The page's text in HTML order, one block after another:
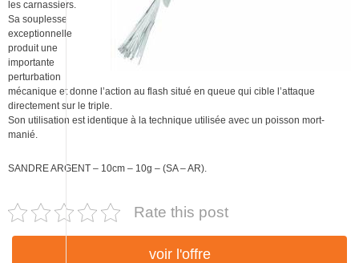
les carnassiers.
Sa souplesse
exceptionnelle
produit une
importante
perturbation
mécanique et donne l’action au flash situé en queue qui cible l’attaque
directement sur le triple.
Son utilisation est identique à la technique utilisée avec un poisson mort-
manié.
SANDRE ARGENT – 10cm – 10g – (SA – AR).
Rate this post
voir l'offre